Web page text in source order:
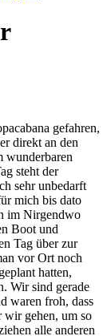
gefahren,
direkt an den
wunderbaren
steht der
sehr unbedarft
mich bis dato
im Nirgendwo
Boot und
Tag über zur
vor Ort noch
hatten,
Wir sind gerade
waren froh, dass
wir gehen, um so
alle anderen